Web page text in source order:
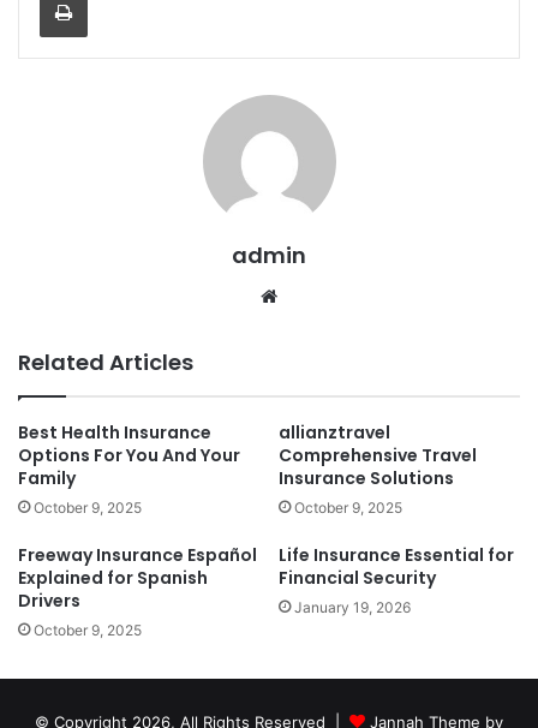
admin
Website
Related Articles
Best Health Insurance
Options For You And Your
Family
October 9, 2025
allianztravel
Comprehensive Travel
Insurance Solutions
October 9, 2025
Freeway Insurance Español
Explained for Spanish
Drivers
October 9, 2025
Life Insurance Essential for
Financial Security
January 19, 2026
© Copyright 2026, All Rights Reserved | Jannah Theme by